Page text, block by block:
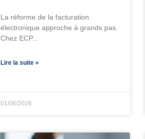
La réforme de la facturation
électronique approche à grands pas.
Chez ECP
Lire la suite »
01/06/2026